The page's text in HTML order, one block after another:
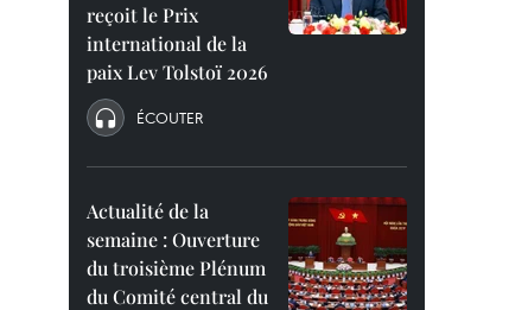
reçoit le Prix
international de la
paix Lev Tolstoï 2026
ÉCOUTER
Actualité de la
semaine : Ouverture
du troisième Plénum
du Comité central du